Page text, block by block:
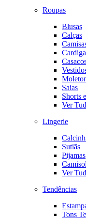
Roupas
Blusas
Calças
Saias
Shorts
Ver
Lingerie
Sutiãs
Pijamas
Ver
Tendências
Tons